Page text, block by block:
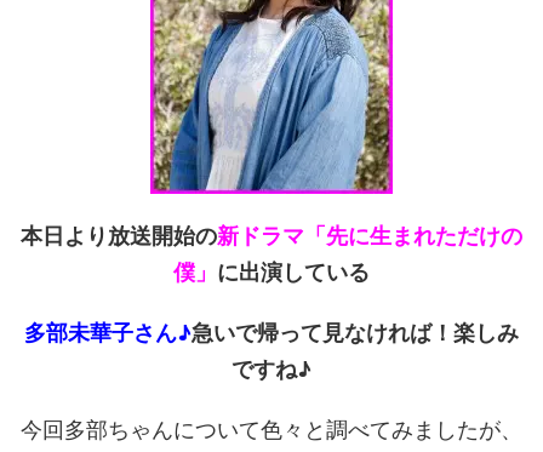
本日より放送開始の新ドラマ「先に生まれただけの
僕」 に出演している
多部未華子さん♪急いで帰って見なければ！楽しみ
ですね♪
今回多部ちゃんについて色々と調べてみましたが、